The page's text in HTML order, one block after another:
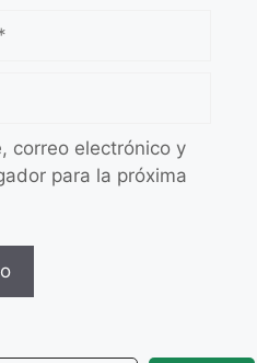
correo electrónico y
para la próxima